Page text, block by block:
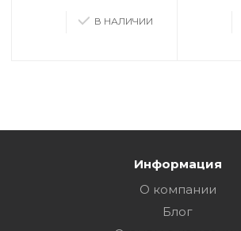
В НАЛИЧИИ
Информация
О компании
Блог